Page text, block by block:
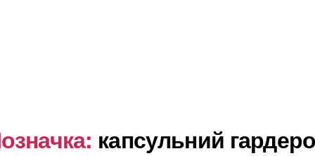
капсульний